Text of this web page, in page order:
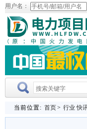
用户名：
当前位置: 首页> 行业 快